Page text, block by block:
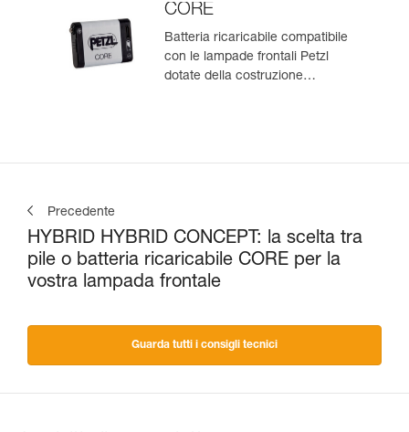
CORE
Batteria ricaricabile compatibile
con le lampade frontali Petzl
dotate della costruzione
Precedente
HYBRID HYBRID CONCEPT: la scelta tra
pile o batteria ricaricabile CORE per la
vostra lampada frontale
Guarda tutti i consigli tecnici